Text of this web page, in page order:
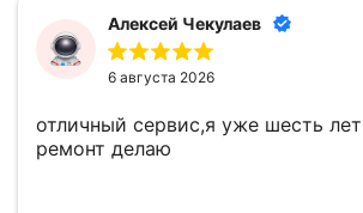
Алексей Чекулаев
6 августа 2026
отличный сервис,я уже шесть
ремонт делаю